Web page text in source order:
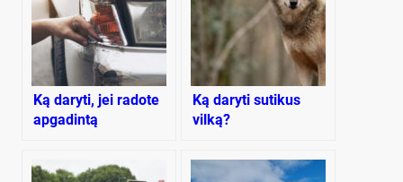
Ką daryti, jei radote
apgadintą
Ką daryti sutikus
vilką?